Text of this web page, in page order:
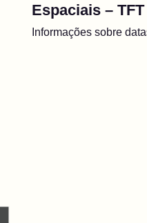
Espaciais – TFT
Informações sobre